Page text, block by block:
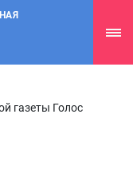
газеты Голос